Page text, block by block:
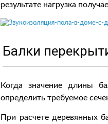
результате нагрузка
Балки
Когда значение длины
определить требуемое
При расчете деревянных